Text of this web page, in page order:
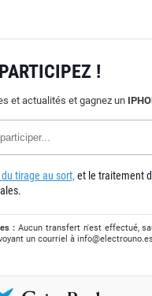
!
et actualités et gagnez un
tirage au sort, et le traitement
: Aucun transfert n'est effectué,
un courriel à